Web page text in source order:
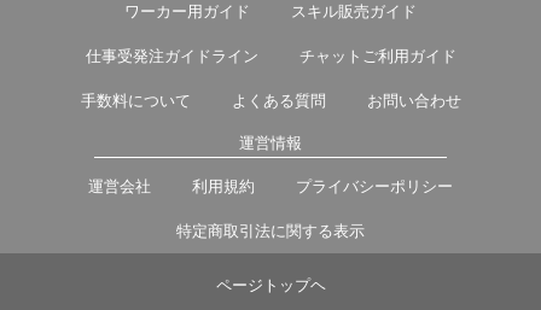
ワーカー用ガイド スキル販売ガイド
仕事受発注ガイドライン チャットご利用ガイド
手数料について よくある質問 お問い合わせ
運営情報
運営会社 利用規約 プライバシーポリシー
特定商取引法に関する表示
ページトップヘ